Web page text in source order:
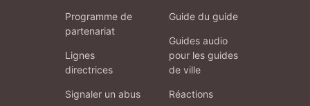
Programme de
partenariat
Lignes
directrices
Signaler un abus
Guide du guide
Guides audio
pour les guides
de ville
Réactions